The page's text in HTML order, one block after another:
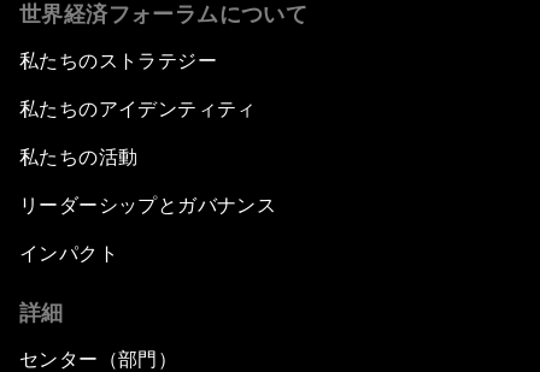
世界経済フォーラムについて
私たちのストラテジー
私たちのアイデンティティ
私たちの活動
リーダーシップとガバナンス
インパクト
詳細
センター（部門）